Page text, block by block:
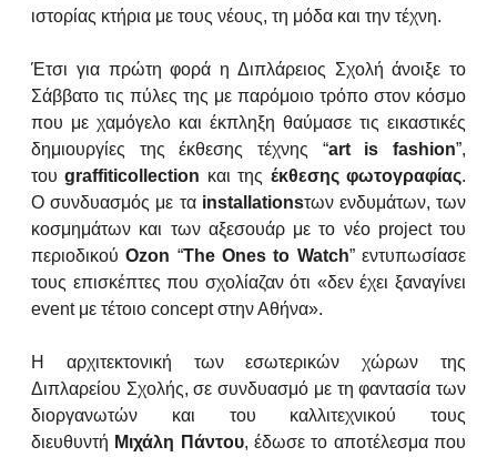
ιστορίας κτήρια με τους νέους, τη μόδα και την τέχνη.
Έτσι για πρώτη φορά η Διπλάρειος Σχολή άνοιξε το
Σάββατο τις πύλες της με παρόμοιο τρόπο στον κόσμο
που με χαμόγελο και έκπληξη θαύμασε τις εικαστικές
δημιουργίες της έκθεσης τέχνης “art is fashion”,
τουgraffiticollection και της έκθεσης φωτογραφίας.
Ο συνδυασμός με τα installationsτων ενδυμάτων, των
κοσμημάτων και των αξεσουάρ με το νέο project του
περιοδικούOzon “The Ones to Watch” εντυπωσίασε
τους επισκέπτες που σχολίαζαν ότι «δεν έχει ξαναγίνει
event με τέτοιο concept στην Αθήνα».
Η αρχιτεκτονική των εσωτερικών χώρων της
Διπλαρείου Σχολής, σε συνδυασμό με τη φαντασία των
διοργανωτών και του καλλιτεχνικού τους
διευθυντή Μιχάλη Πάντου, έδωσε το αποτέλεσμα που